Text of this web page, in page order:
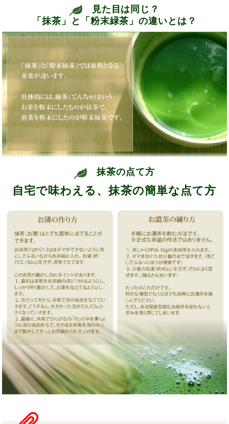
見た目は同じ？
「抹茶」と「粉末緑茶」の違いとは？
抹茶の点て方
自宅で味わえる、抹茶の簡単な点て方